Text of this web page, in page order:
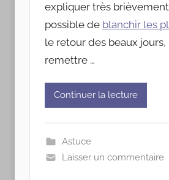
expliquer très
possible de blanchir les
le retour des beaux jours,
remettre …
Continuer la lecture
Astuce
Laisser un commentaire